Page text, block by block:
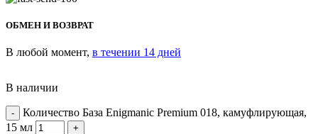
ОБМЕН И ВОЗВРАТ
В любой момент, в течении 14 дней
В наличии
Количество База Enigmanic Premium 018, камуфлирующая,
15 мл